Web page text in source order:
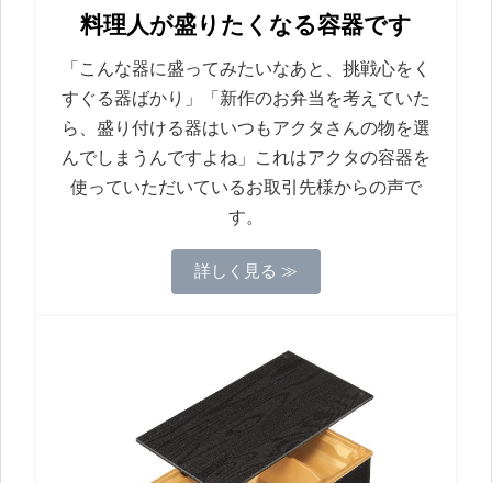
料理人が盛りたくなる容器です
「こんな器に盛ってみたいなあと、挑戦心をく
すぐる器ばかり」「新作のお弁当を考えていた
ら、盛り付ける器はいつもアクタさんの物を選
んでしまうんですよね」これはアクタの容器を
使っていただいているお取引先様からの声で
す。
詳しく見る ≫